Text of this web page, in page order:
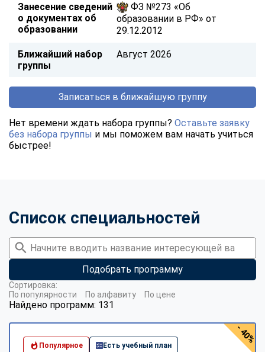
Занесение сведений
о документах об
образовании
ФЗ №273 «Об
образовании в РФ» от
29.12.2012
Ближайший набор
группы
Август 2026
Записаться в ближайшую группу
Нет времени ждать набора группы? Оставьте заявку
без набора группы и мы поможем вам начать учиться
быстрее!
Список специальностей
Подобрать программу
Найдено программ: 131
Сортировка:
По популярности
По алфавиту По цене
Популярное Есть учебный план
- 40%